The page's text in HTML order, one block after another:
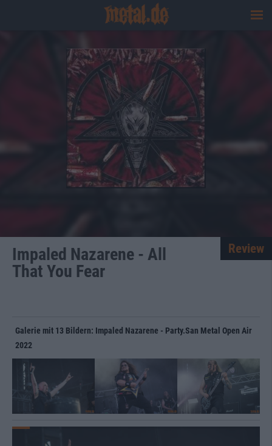
Impaled Nazarene - All
That You Fear
Review
Galerie mit 13 Bildern: Impaled Nazarene - Party.San Metal Open Air
2022